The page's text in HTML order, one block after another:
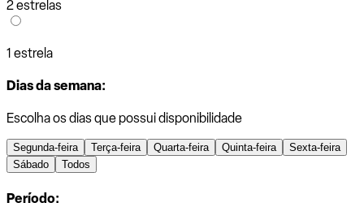
2 estrelas
1 estrela
Dias da semana:
Escolha os dias que possui disponibilidade
Segunda-feira Terça-feira Quarta-feira Quinta-feira
Sexta-feira
Sábado
Todos
Período: